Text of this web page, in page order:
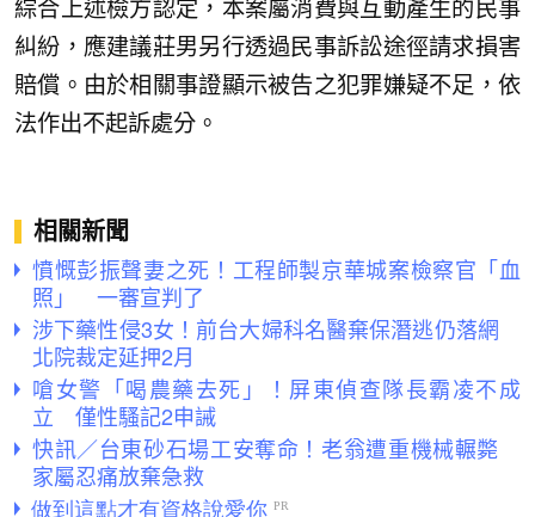
綜合上述檢方認定，本案屬消費與互動產生的民事
糾紛，應建議莊男另行透過民事訴訟途徑請求損害
賠償。由於相關事證顯示被告之犯罪嫌疑不足，依
法作出不起訴處分。
相關新聞
憤慨彭振聲妻之死！工程師製京華城案檢察官「血
照」 一審宣判了
涉下藥性侵3女！前台大婦科名醫棄保潛逃仍落網
北院裁定延押2月
嗆女警「喝農藥去死」！屏東偵查隊長霸凌不成
立 僅性騷記2申誡
快訊／台東砂石場工安奪命！老翁遭重機械輾斃
家屬忍痛放棄急救